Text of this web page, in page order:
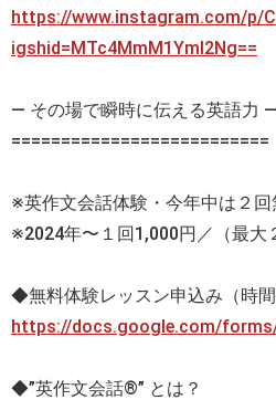
https://www.instagram.com/p/
igshid=MTc4MmM1YmI2Ng==
— その場で瞬時に伝える英語力 —
==========================
※英作文会話体験・今年中は２回
※2024年〜１回1,000円／（最大
◆無料体験レッスン申込み（時
https://docs.google.com/forms/
◆”英作文会話®” とは？